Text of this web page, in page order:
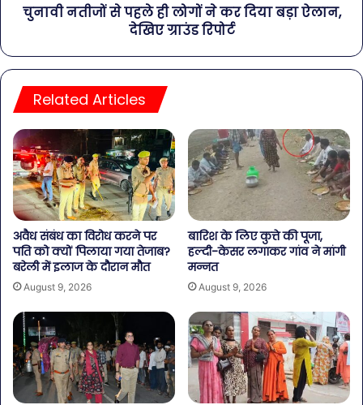
चुनावी नतीजों से पहले ही लोगों ने कर दिया बड़ा ऐलान,
देखिए ग्राउंड रिपोर्ट
Related Articles
अवैध संबंध का विरोध करने पर
पति को क्यों पिलाया गया तेजाब?
बरेली में इलाज के दौरान मौत
August 9, 2026
बारिश के लिए कुत्ते की पूजा,
हल्दी-केसर लगाकर गांव ने मांगी
मन्नत
August 9, 2026